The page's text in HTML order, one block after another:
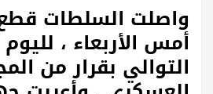
واصلت السلطات قطع
أمس الأربعاء ،
التوالي بقرار من